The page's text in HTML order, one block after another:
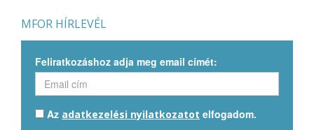
MFOR HÍRLEVÉL
Feliratkozáshoz adja meg email címét:
Az adatkezelési nyilatkozatot elfogadom.